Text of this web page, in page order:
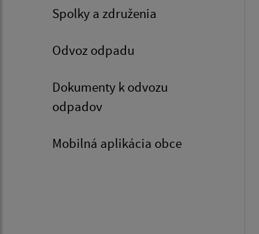
Spolky a združenia
Odvoz odpadu
Dokumenty k odvozu
odpadov
Mobilná aplikácia obce